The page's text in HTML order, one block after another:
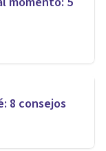
8 consejos